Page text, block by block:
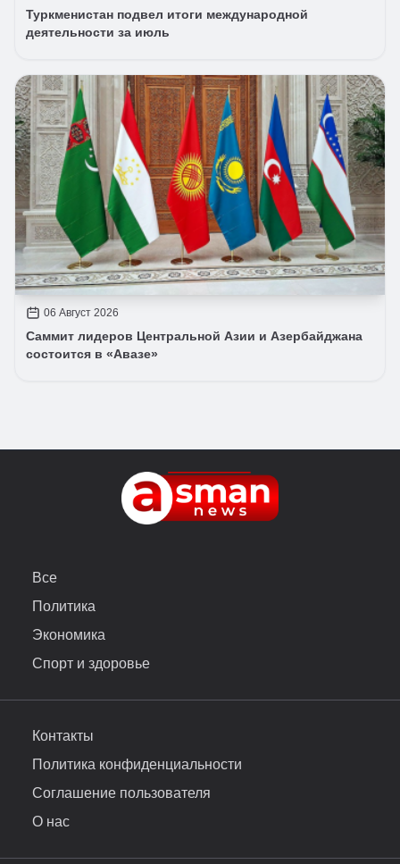
Туркменистан подвел итоги международной
деятельности за июль
06 Август 2026
Саммит лидеров Центральной Азии и Азербайджана
состоится в «Авазе»
Все
Политика
Экономика
Спорт и здоровье
Контакты
Политика конфиденциальности
Соглашение пользователя
О нас